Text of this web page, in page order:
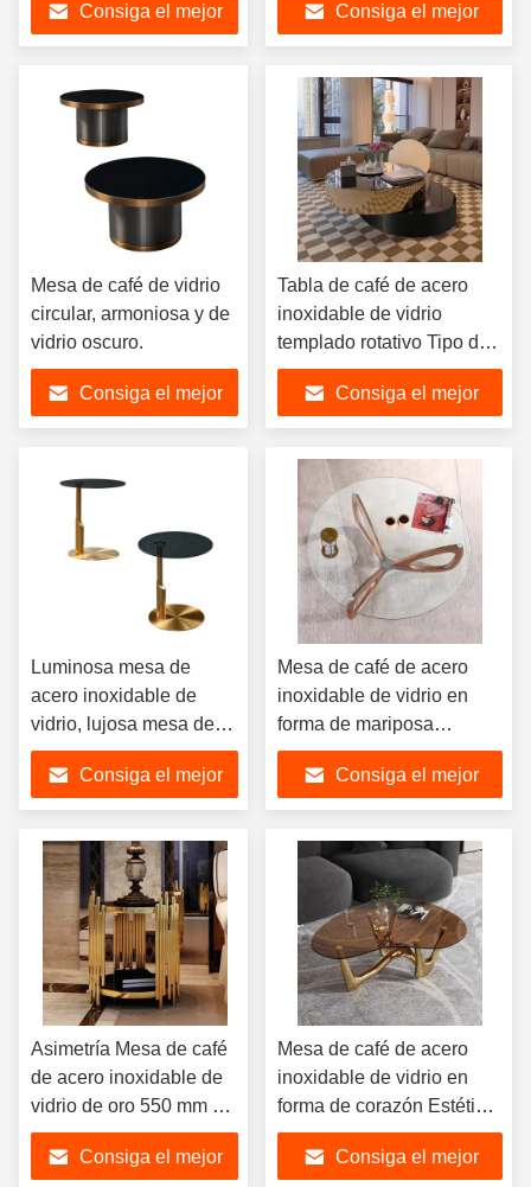
Consiga el mejor
Consiga el mejor
Mesa de café de vidrio
circular, armoniosa y de
vidrio oscuro.
Consiga el mejor
Tabla de café de acero
inoxidable de vidrio
templado rotativo Tipo de
ascensor
Consiga el mejor
Luminosa mesa de
acero inoxidable de
vidrio, lujosa mesa de
piernas de acero
inoxidableConsiga el mejor
Mesa de café de acero
inoxidable de vidrio en
forma de mariposa
Elegante Moderno
Consiga el mejor
Asimetría Mesa de café
de acero inoxidable de
vidrio de oro 550 mm Φ
Interés visual
Consiga el mejor
Mesa de café de acero
inoxidable de vidrio en
forma de corazón Estética
moderna
Consiga el mejor